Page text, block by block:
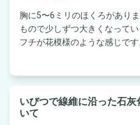
胸に5〜6ミリのほくろがあり
もので少しずつ大きくなって
フチが花模様のような感じです
いびつで線維に沿った石
いて